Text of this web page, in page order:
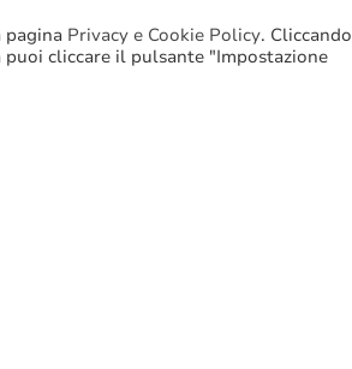
pagina Privacy e Cookie Policy. Cliccando
cliccare il pulsante "Impostazione